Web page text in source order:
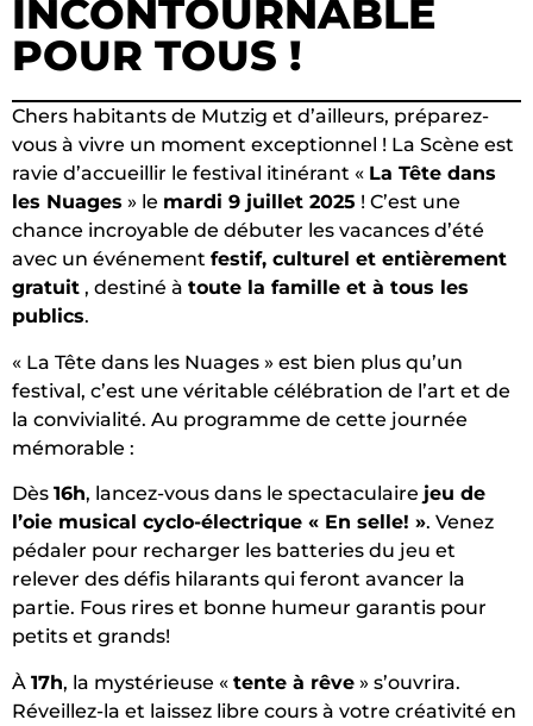
INCONTOURNABLE
POUR TOUS !
Chers habitants de Mutzig et d’ailleurs, préparez-
vous à vivre un moment exceptionnel ! La Scène est
ravie d’accueillir le festival itinérant « La Tête dans
les Nuages » le mardi 9 juillet 2025 ! C’est une
chance incroyable de débuter les vacances d’été
avec un événement festif, culturel et entièrement
gratuit , destiné à toute la famille et à tous les
publics.
« La Tête dans les Nuages » est bien plus qu’un
festival, c’est une véritable célébration de l’art et de
la convivialité. Au programme de cette journée
mémorable :
Dès 16h, lancez-vous dans le spectaculaire jeu de
l’oie musical cyclo-électrique « En selle! ». Venez
pédaler pour recharger les batteries du jeu et
relever des défis hilarants qui feront avancer la
partie. Fous rires et bonne humeur garantis pour
petits et grands!
À 17h, la mystérieuse « tente à rêve » s’ouvrira.
Réveillez-la et laissez libre cours à votre créativité en